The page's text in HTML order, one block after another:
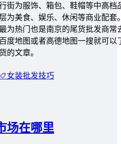
街为服饰、箱包、鞋帽等中高
为美食、娱乐、休闲等商业配套
为热门也是南京的尾货批发商
度地图或者高德地图一搜就可
的文章。
女装批发技巧
场在哪里